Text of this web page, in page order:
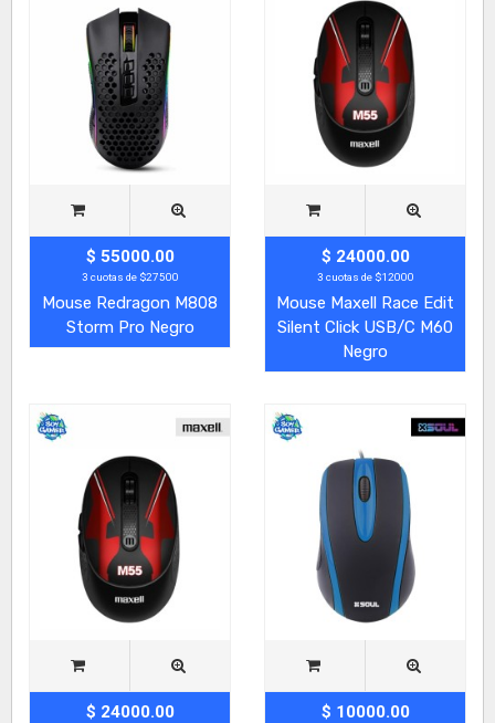
$ 55000.00
3 cuotas de $27500
Mouse Redragon M808
Storm Pro Negro
$ 24000.00
3 cuotas de $12000
Mouse Maxell Race Edit
Silent Click USB/C M60
Negro
$ 24000.00 $ 10000.00